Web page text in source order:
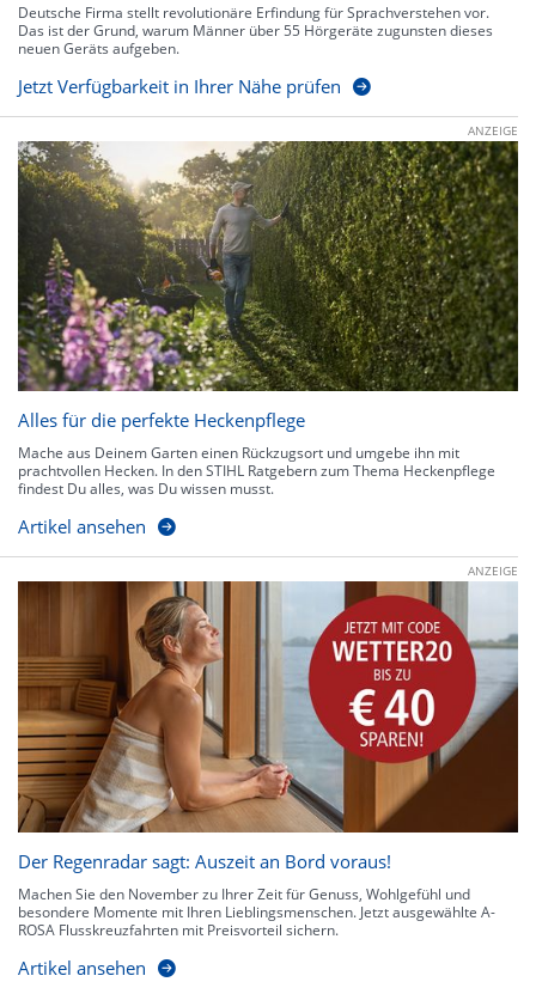
Deutsche Firma stellt revolutionäre Erfindung für Sprachverstehen vor.
Das ist der Grund, warum Männer über 55 Hörgeräte zugunsten dieses
neuen Geräts aufgeben.
Jetzt Verfügbarkeit in Ihrer Nähe prüfen
ANZEIGE
Alles für die perfekte Heckenpflege
Mache aus Deinem Garten einen Rückzugsort und umgebe ihn mit
prachtvollen Hecken. In den STIHL Ratgebern zum Thema Heckenpflege
findest Du alles, was Du wissen musst.
Artikel ansehen
ANZEIGE
Der Regenradar sagt: Auszeit an Bord voraus!
Machen Sie den November zu Ihrer Zeit für Genuss, Wohlgefühl und
besondere Momente mit Ihren Lieblingsmenschen. Jetzt ausgewählte A-
ROSA Flusskreuzfahrten mit Preisvorteil sichern.
Artikel ansehen